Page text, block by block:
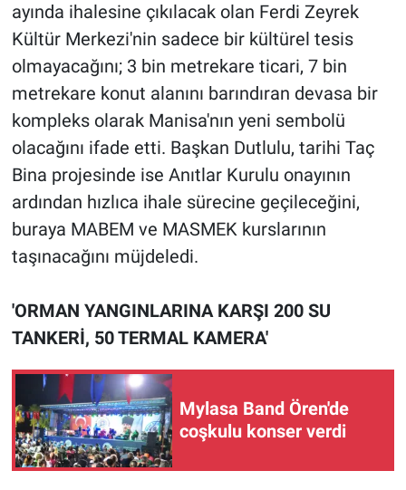
ayında ihalesine çıkılacak olan Ferdi Zeyrek
Kültür Merkezi'nin sadece bir kültürel tesis
olmayacağını; 3 bin metrekare ticari, 7 bin
metrekare konut alanını barındıran devasa bir
kompleks olarak Manisa'nın yeni sembolü
olacağını ifade etti. Başkan Dutlulu, tarihi Taç
Bina projesinde ise Anıtlar Kurulu onayının
ardından hızlıca ihale sürecine geçileceğini,
buraya MABEM ve MASMEK kurslarının
taşınacağını müjdeledi.
'ORMAN YANGINLARINA KARŞI 200 SU
TANKERİ, 50 TERMAL KAMERA'
Mylasa Band Ören'de
coşkulu konser verdi